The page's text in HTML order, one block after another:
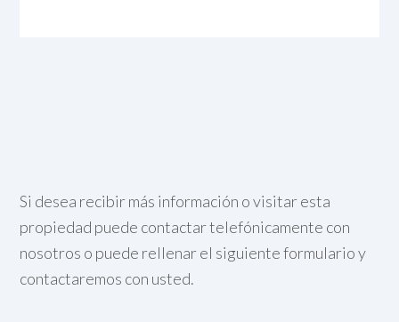
Si desea recibir más información o visitar esta
propiedad puede contactar telefónicamente con
nosotros o puede rellenar el siguiente formulario y
contactaremos con usted.